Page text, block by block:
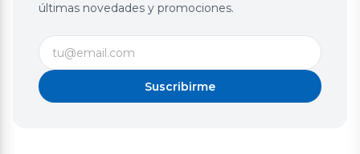
últimas novedades y promociones.
Suscribirme